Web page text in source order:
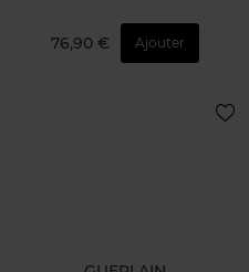
76,90 € Ajouter